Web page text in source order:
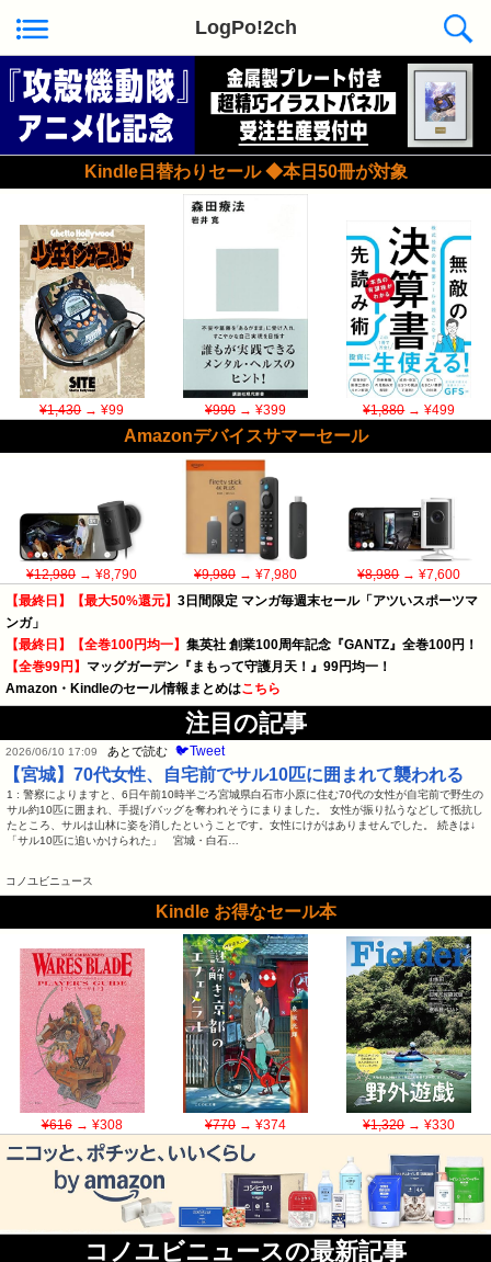
LogPo!2ch
Kindle日替わりセール ◆本日50冊が対象
¥1,430→ ¥99 ¥990→ ¥399 ¥1,880→ ¥499
Amazonデバイスサマーセール
¥12,980→ ¥8,790 ¥9,980→ ¥7,980 ¥8,980→ ¥7,600
【最終日】【最大50%還元】 3日間限定 マンガ毎週末セール「アツいスポーツマ
ンガ」
【最終日】【全巻100円均一】 集英社 創業100周年記念『GANTZ』全巻100円！
【全巻99円】 マッグガーデン『まもって守護月天！』99円均一！
Amazon・Kindleのセール情報まとめはこちら
注目の記事
2026/06/10 17:09 あとで読む 🐦Tweet
【宮城】70代女性、自宅前でサル10匹に囲まれて襲われる
1 : 警察によりますと、6日午前10時半ごろ宮城県白石市小原に住む70代の女性が自宅前で野生の
サル約10匹に囲まれ、手提げバッグを奪われそうにまりました。 女性が振り払うなどして抵抗し
たところ、サルは山林に姿を消したということです。女性にけがはありませんでした。 続きは↓
「サル10匹に追いかけられた」 宮城・白石…
コノユビニュース
Kindle お得なセール本
¥616→ ¥308 ¥770→ ¥374 ¥1,320→ ¥330
コノユビニュースの最新記事